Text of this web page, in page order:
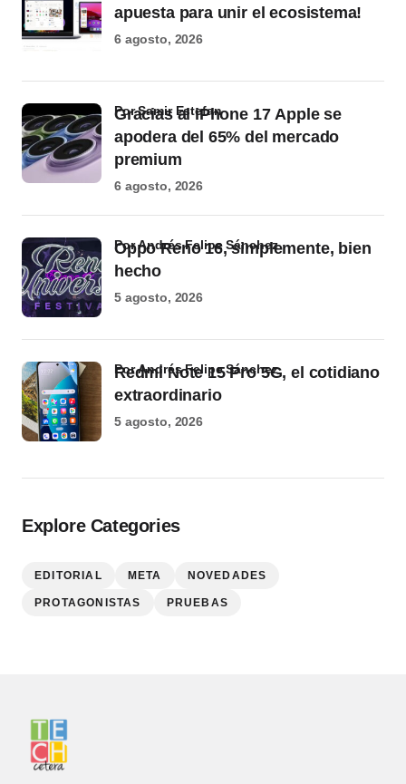
apuesta para unir el ecosistema!
6 agosto, 2026
Gracias al iPhone 17 Apple se
apodera del 65% del mercado
premium
por Samir Estefan
6 agosto, 2026
Oppo Reno 16, simplemente, bien
hecho
por Andrés Felipe Sánchez
5 agosto, 2026
Redmi Note 15 Pro 5G, el cotidiano
extraordinario
por Andrés Felipe Sánchez
5 agosto, 2026
Explore Categories
EDITORIAL META NOVEDADES
PROTAGONISTAS PRUEBAS